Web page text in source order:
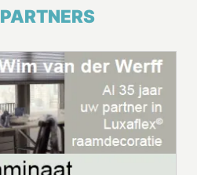
PARTNERS